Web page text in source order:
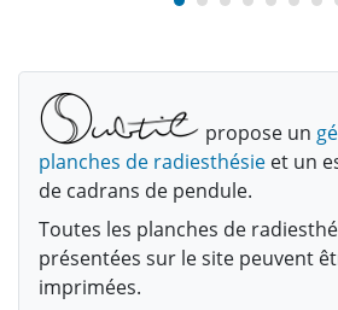
propose un
planches de radiesthésie et un
de cadrans de pendule.
Toutes les planches de
présentées sur le site peuvent
imprimées.